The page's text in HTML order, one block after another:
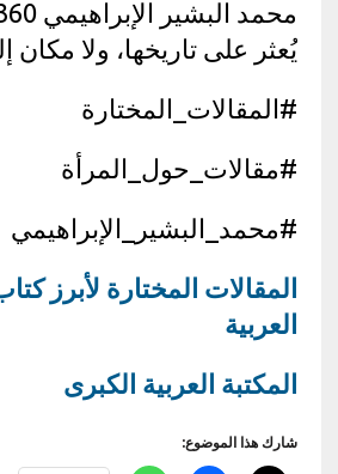
يُعثر على تاريخها، ولا مكان
#المقالات_المختارة
#مقالات_حول_المرأة
#محمد_البشير_الإبراهيمي
المقالات المختارة لأبرز
العربية
المكتبة العربية الكبرى
شارك هذا الموضوع: